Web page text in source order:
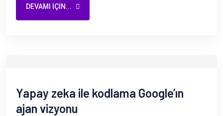
DEVAMI IÇIN...
Yapay zeka ile kodlama Google’ın
ajan vizyonu